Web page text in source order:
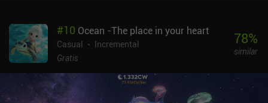
#10 Ocean -The place in your heart
Casual
Incremental
Gratis
78%
similar